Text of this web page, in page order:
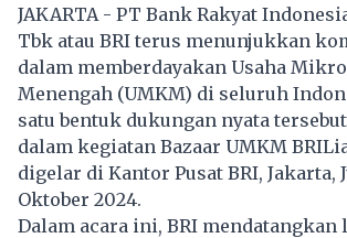
JAKARTA - PT Bank Rakyat
Tbk atau BRI terus menunjukkan
dalam memberdayakan Usaha
Menengah (UMKM) di seluruh
satu bentuk dukungan nyata
dalam kegiatan Bazaar UMKM
digelar di Kantor Pusat BRI, Jakarta,
Oktober 2024.
Dalam acara ini, BRI mendatangkan